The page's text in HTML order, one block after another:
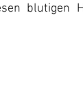
blutigen